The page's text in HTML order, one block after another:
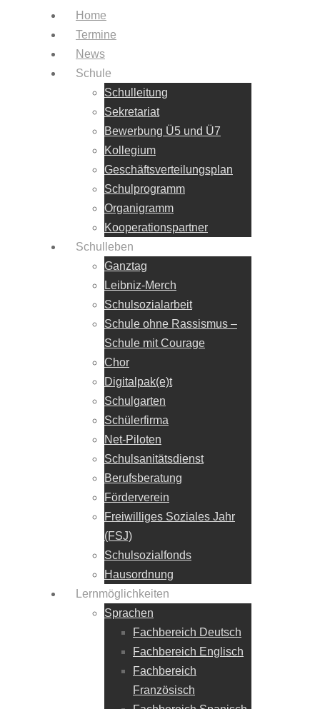
Home
Termine
News
Schule
Schulleitung
Sekretariat
Bewerbung Ü5 und Ü7
Kollegium
Geschäftsverteilungsplan
Schulprogramm
Organigramm
Kooperationspartner
Schulleben
Ganztag
Leibniz-Merch
Schulsozialarbeit
Schule ohne Rassismus –
Schule mit Courage
Chor
Digitalpak(e)t
Schulgarten
Schülerfirma
Net-Piloten
Schulsanitätsdienst
Berufsberatung
Förderverein
Freiwilliges Soziales Jahr
(FSJ)
Schulsozialfonds
Hausordnung
Lernmöglichkeiten
Sprachen
Fachbereich Deutsch
Fachbereich Englisch
Fachbereich
Französisch